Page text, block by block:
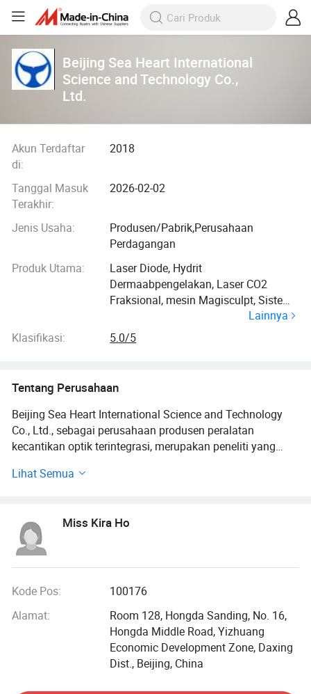
Beijing Sea Heart International
Science and Technology Co.,
Ltd.
Akun Terdaftar
di:
2018
Tanggal Masuk
Terakhir:
2026-02-02
Jenis Usaha:
Produsen/Pabrik,Perusahaan
Perdagangan
Produk Utama:
Laser Diode, Hydrit
Dermaabpengelakan, Laser CO2
Fraksional, mesin Magisculpt, Sistem
RF kavitasi, Sistem Pelangsingan
Laser, Perangkat Pencitraan Vena,
Pena Plasma, Pena Derma, Set
Lainnya
Klasifikasi:
5.0/5
Tentang Perusahaan
Beijing Sea Heart International Science and Technology
Co., Ltd., sebagai perusahaan produsen peralatan
kecantikan optik terintegrasi, merupakan peneliti yang
teknologi tinggi di Cina.
teratas, termasuk lampu IPL, RF & E, lampu laser, lampu
LED, dan alat berat pelangsingan. Setelah lebih dari 10
tahun berkembang, produk-produk kami telah dikenal luas
seperti Asia Tenggara, Timur Tengah, Eropa, dan Amerika.
Misi kami: Misi kami: Menyediakan produk yang paling
sesuai dan berkualitas bagi setiap pelanggan; untuk
membuat setiap pelanggan puas dengan produk kami.
Lihat Semua
Miss Kira Ho
Kode Pos:
100176
Alamat:
Room 128, Hongda Sanding, No. 16,
Hongda Middle Road, Yizhuang
Economic Development Zone, Daxing
Dist., Beijing, China